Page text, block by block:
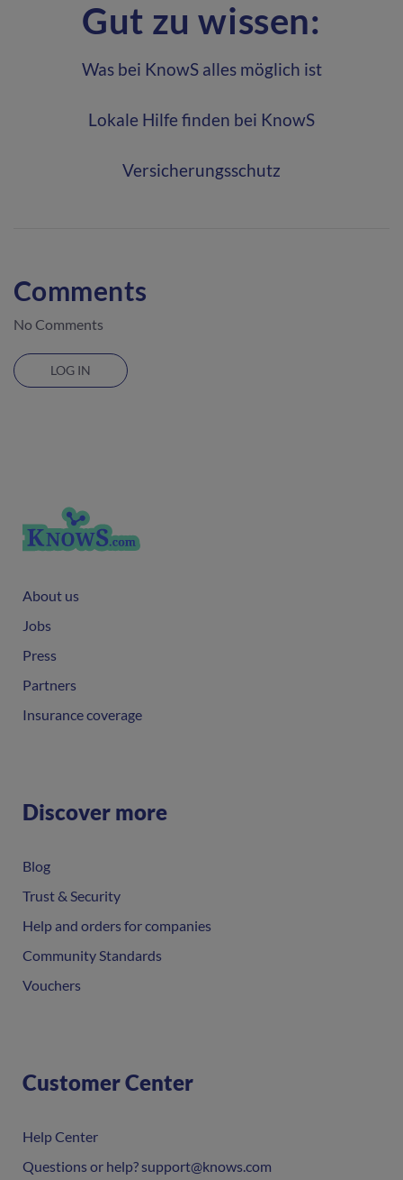
Gut zu wissen:
Was bei KnowS alles möglich ist
Lokale Hilfe finden bei KnowS
Versicherungsschutz
Comments
No Comments
LOG IN
About us
Jobs
Press
Partners
Insurance coverage
Discover more
Blog
Trust & Security
Help and orders for companies
Community Standards
Vouchers
Customer Center
Help Center
Questions or help? support@knows.com